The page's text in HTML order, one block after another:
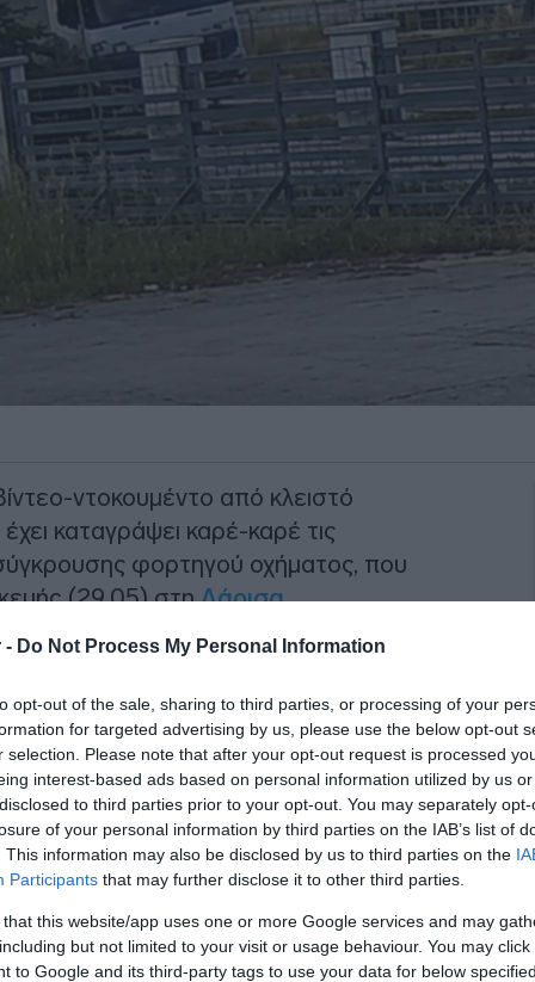
- Do Not Process My Personal Information
opt-out of the sale, sharing to third parties, or processing of your
for targeted advertising by us, please use the below opt-out
selection. Please note that after your opt-out request is processed
interest-based ads based on personal information utilized by us
to third parties prior to your opt-out. You may separately
of your personal information by third parties on the IAB’s list of
This information may also be disclosed by us to third parties on the
Participants that may further disclose it to other third parties.
that this website/app uses one or more Google services and may
but not limited to your visit or usage behaviour. You may
to Google and its third-party tags to use your data for below
ντοκουμέντο από κλειστό
καταγράψει καρέ-καρέ τις
φορτηγού οχήματος, που
(29.05) στηΛάρισα.
κινούμενο με ανασηκωμένη και
καρότσα του, προσέκρουσε
οδικής σήμανσης.